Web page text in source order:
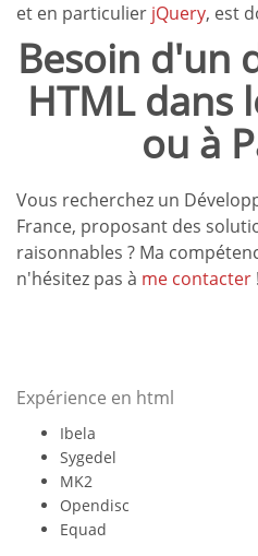
et en particulier jQuery, est
Besoin d'un
HTML dans
ou à
Vous recherchez un
France, proposant des
raisonnables ? Ma
n'hésitez pas à me contacter !
Expérience en html
Ibela
Sygedel
MK2
Opendisc
Equad